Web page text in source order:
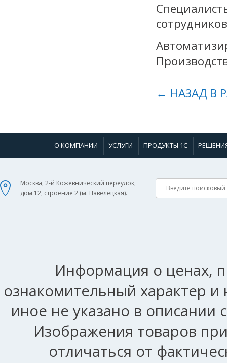
← НАЗАД В
О КОМПАНИИ УСЛУГИ ПРОДУКТЫ 1С
Москва, 2-й Кожевнический переулок,
дом 12, строение 2 (м. Павелецкая).
Информация о ценах,
ознакомительный характер
иное не указано в описании
Изображения товаров
отличаться от